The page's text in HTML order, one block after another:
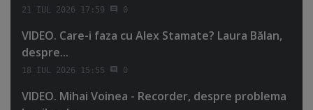
21 IUL 2026 17:59 0
VIDEO. Care-i faza cu Alex Stamate? Laura Bălan,
despre...
18 IUL 2026 15:55 0
VIDEO. Mihai Voinea - Recorder, despre problema